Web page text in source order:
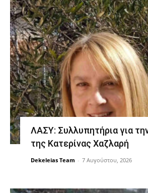
ΛΑΣΥ: Συλλυπητήρια για
της Κατερίνας Χαζλαρή
Dekeleias Team - 7 Αυγούστου, 2026